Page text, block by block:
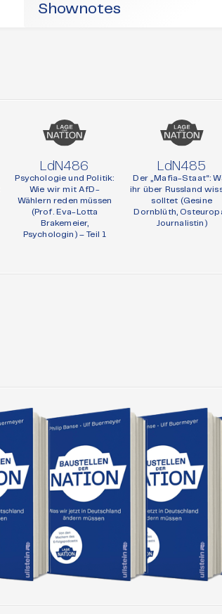
Shownotes
LdN486
Psychologie und Politik:
Wie wir mit AfD-
Wählern reden müssen
(Prof. Eva-Lotta
Brakemeier,
Psychologin) – Teil 1
LdN485
Der „Mafia-Staat“:
ihr über Russland
solltet (Gesine
Dornblüth,
Journalistin)